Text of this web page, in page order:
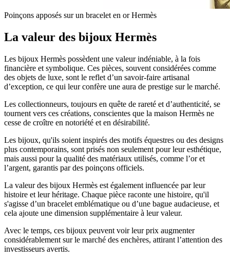
Poinçons apposés sur un bracelet en or Hermès
La valeur des bijoux Hermès
Les bijoux Hermès possèdent une valeur indéniable, à la fois
financière et symbolique. Ces pièces, souvent considérées comme
des objets de luxe, sont le reflet d’un savoir-faire artisanal
d’exception, ce qui leur confère une aura de prestige sur le marché.
Les collectionneurs, toujours en quête de rareté et d’authenticité, se
tournent vers ces créations, conscientes que la maison Hermès ne
cesse de croître en notoriété et en désirabilité.
Les bijoux, qu'ils soient inspirés des motifs équestres ou des designs
plus contemporains, sont prisés non seulement pour leur esthétique,
mais aussi pour la qualité des matériaux utilisés, comme l’or et
l’argent, garantis par des poinçons officiels.
La valeur des bijoux Hermès est également influencée par leur
histoire et leur héritage. Chaque pièce raconte une histoire, qu'il
s'agisse d’un bracelet emblématique ou d’une bague audacieuse, et
cela ajoute une dimension supplémentaire à leur valeur.
Avec le temps, ces bijoux peuvent voir leur prix augmenter
considérablement sur le marché des enchères, attirant l’attention des
investisseurs avertis.